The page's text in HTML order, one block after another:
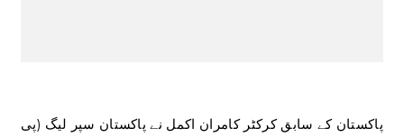
پاکستان کے سابق کرکٹر کامران اکمل نے پاکستان سپر لیگ (پی